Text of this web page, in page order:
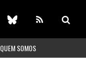
QUEM SOMOS